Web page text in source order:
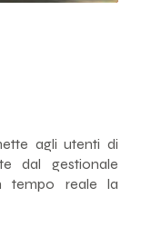
agli utenti di
dal gestionale
tempo reale la